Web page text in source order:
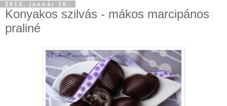
2012. január 16.
Konyakos szilvás - mákos marcipános
praliné